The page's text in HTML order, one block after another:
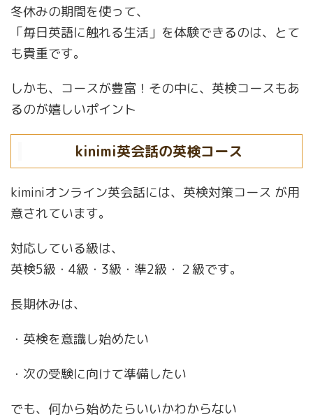
冬休みの期間を使って、
「毎日英語に触れる生活」を体験できるのは、とて
も貴重です。
しかも、コースが豊富！その中に、英検コースもあ
るのが嬉しいポイント
kinimi英会話の英検コース
kiminiオンライン英会話には、英検対策コース が用
意されています。
対応している級は、
英検5級・4級・3級・準2級・２級です。
長期休みは、
・英検を意識し始めたい
・次の受験に向けて準備したい
でも、何から始めたらいいかわからない